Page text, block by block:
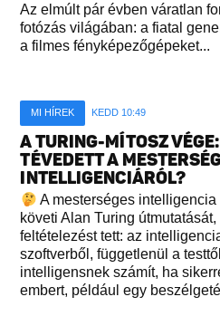
Az elmúlt pár évben váratlan
fotózás világában: a fiatal
a filmes fényképezőgépeket...
MI HÍREK KEDD 10:49
A TURING-MÍTOSZ
TÉVEDETT A
INTELLIGENCIÁRÓL?
A mesterséges
követi Alan Turing
feltételezést tett: az
szoftverből, függetlenül a
intelligensnek számít, ha
embert, például egy